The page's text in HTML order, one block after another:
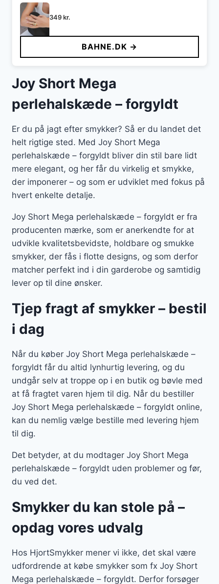
349kr.
BAHNE.DK →
Joy Short Mega
perlehalskæde – forgyldt
Er du på jagt efter smykker? Så er du landet det
helt rigtige sted. Med Joy Short Mega
perlehalskæde – forgyldt bliver din stil bare lidt
mere elegant, og her får du virkelig et smykke,
der imponerer – og som er udviklet med fokus på
hvert enkelte detalje.
Joy Short Mega perlehalskæde – forgyldt er fra
producenten mærke, som er anerkendte for at
udvikle kvalitetsbevidste, holdbare og smukke
smykker, der fås i flotte designs, og som derfor
matcher perfekt ind i din garderobe og samtidig
lever op til dine ønsker.
Tjep fragt af smykker – bestil
i dag
Når du køber Joy Short Mega perlehalskæde –
forgyldt får du altid lynhurtig levering, og du
undgår selv at troppe op i en butik og bøvle med
at få fragtet varen hjem til dig. Når du bestiller
Joy Short Mega perlehalskæde – forgyldt online,
kan du nemlig vælge bestille med levering hjem
til dig.
Det betyder, at du modtager Joy Short Mega
perlehalskæde – forgyldt uden problemer og før,
du ved det.
Smykker du kan stole på –
opdag vores udvalg
Hos HjortSmykker mener vi ikke, det skal være
udfordrende at købe smykker som fx Joy Short
Mega perlehalskæde – forgyldt. Derfor forsøger